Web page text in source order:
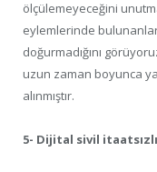
ölçülemeyeceğini
eylemlerinde
doğurmadığını
uzun zaman boyunca
alınmıştır.
5- Dijital sivil